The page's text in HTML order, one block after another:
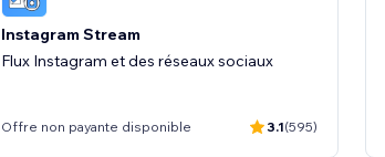
Instagram Stream
Flux Instagram et des réseaux sociaux
Offre non payante disponible 3.1(595)